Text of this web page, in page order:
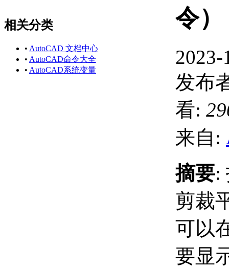
相关分类
• AutoCAD 文档中心
• AutoCAD命令大全
• AutoCAD系统变量
令）
2023-
发布
看:
来自:
摘要:
剪裁
可以
要显